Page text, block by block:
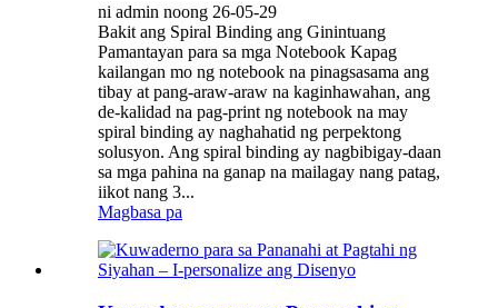
ni admin noong 26-05-29
Bakit ang Spiral Binding ang Ginintuang
Pamantayan para sa mga Notebook Kapag
kailangan mo ng notebook na pinagsasama ang
tibay at pang-araw-araw na kaginhawahan, ang
de-kalidad na pag-print ng notebook na may
spiral binding ay naghahatid ng perpektong
solusyon. Ang spiral binding ay nagbibigay-daan
sa mga pahina na ganap na mailagay nang patag,
iikot nang 3...
Magbasa pa